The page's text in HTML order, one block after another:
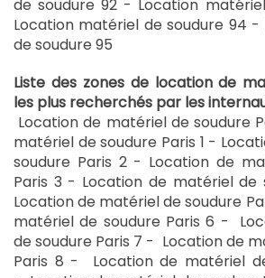
de soudure 92 - Location
Location matériel de soudure 94
de soudure 95
Liste des zones de location de
les plus recherchés par les
Location de matériel de soudure
matériel de soudure Paris 1 -
soudure Paris 2 - Location de
Paris 3 - Location de matériel de
Location de matériel de soudure
matériel de soudure Paris 6 -
de soudure Paris 7 - Location de
Paris 8 - Location de matériel